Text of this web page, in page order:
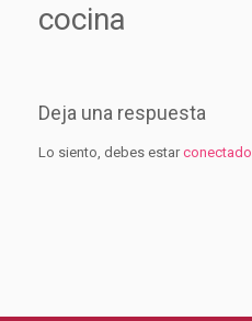
cocina
Deja una respuesta
Lo siento, debes estarconectado